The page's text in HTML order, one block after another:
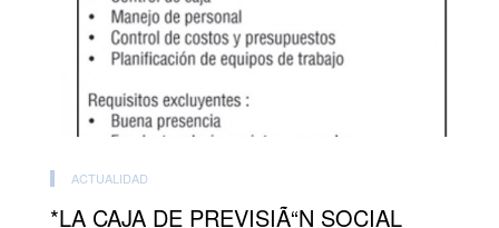
ACTUALIDAD
*LA CAJA DE PREVISIÃ“N SOCIAL